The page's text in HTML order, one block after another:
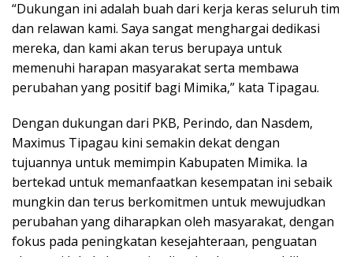
“Dukungan ini adalah buah dari kerja keras seluruh tim
dan relawan kami. Saya sangat menghargai dedikasi
mereka, dan kami akan terus berupaya untuk
memenuhi harapan masyarakat serta membawa
perubahan yang positif bagi Mimika,” kata Tipagau.
Dengan dukungan dari PKB, Perindo, dan Nasdem,
Maximus Tipagau kini semakin dekat dengan
tujuannya untuk memimpin Kabupaten Mimika. Ia
bertekad untuk memanfaatkan kesempatan ini sebaik
mungkin dan terus berkomitmen untuk mewujudkan
perubahan yang diharapkan oleh masyarakat, dengan
fokus pada peningkatan kesejahteraan, penguatan